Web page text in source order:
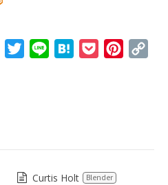
FacebookTwitterLine HatenaPocket
Curtis Holt Blender